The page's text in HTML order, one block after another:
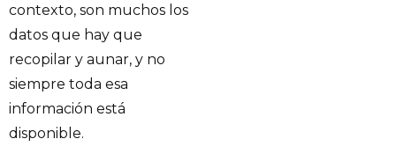
contexto, son muchos los
datos que hay que
recopilar y aunar, y no
siempre toda esa
información está
disponible.